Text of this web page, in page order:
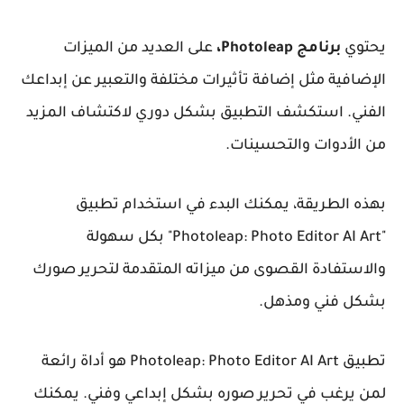
يحتوي برنامج Photoleap،
على العديد من الميزات
الإضافية مثل إضافة تأثيرات مختلفة والتعبير عن إبداعك
الفني. استكشف التطبيق بشكل دوري لاكتشاف المزيد
من الأدوات والتحسينات.
بهذه الطريقة، يمكنك البدء في استخدام تطبيق
"Photoleap: Photo Editor AI Art" بكل سهولة
والاستفادة القصوى من ميزاته المتقدمة لتحرير صورك
بشكل فني ومذهل.
تطبيق Photoleap: Photo Editor AI Art هو أداة رائعة
لمن يرغب في تحرير صوره بشكل إبداعي وفني. يمكنك